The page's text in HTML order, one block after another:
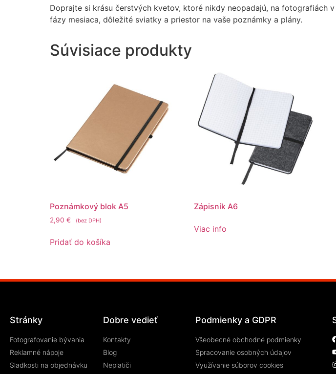
Doprajte si krásu čerstvých kvetov, ktoré nikdy neopadajú, na fotografiách
fázy mesiaca, dôležité sviatky a priestor na vaše poznámky a plány.
Súvisiace produkty
Poznámkový blok A5
2,90 € (bez DPH)
Pridať do košíka
Zápisník A6
Viac info
Stránky
Fotografovanie bývania
Reklamné nápoje
Sladkosti na objednávku
Dobre vedieť
Kontakty
Blog
Neplatiči
Podmienky a GDPR
Všeobecné obchodné podmienky
Spracovanie osobných údajov
Využívanie súborov cookies